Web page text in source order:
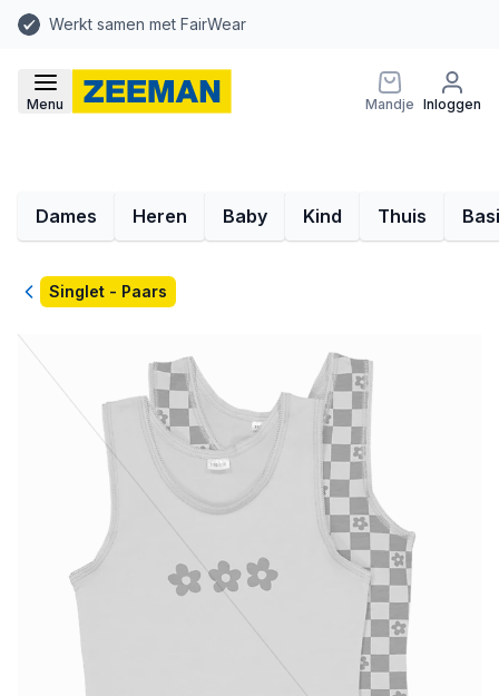
Werkt samen met FairWear
Menu Mandje Inloggen
Dames Heren Baby Kind Thuis
TerugSinglet - Paars